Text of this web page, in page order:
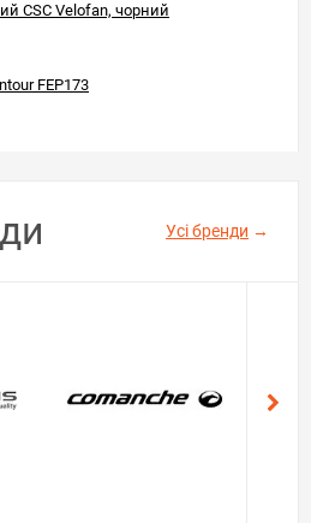
CSC Velofan, чорний
FEP173
Усі бренди →